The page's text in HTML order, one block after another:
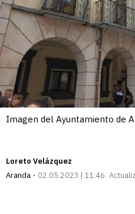
Imagen del Ayuntamiento de
Loreto Velázquez
Aranda
02.05.2023 | 11:46